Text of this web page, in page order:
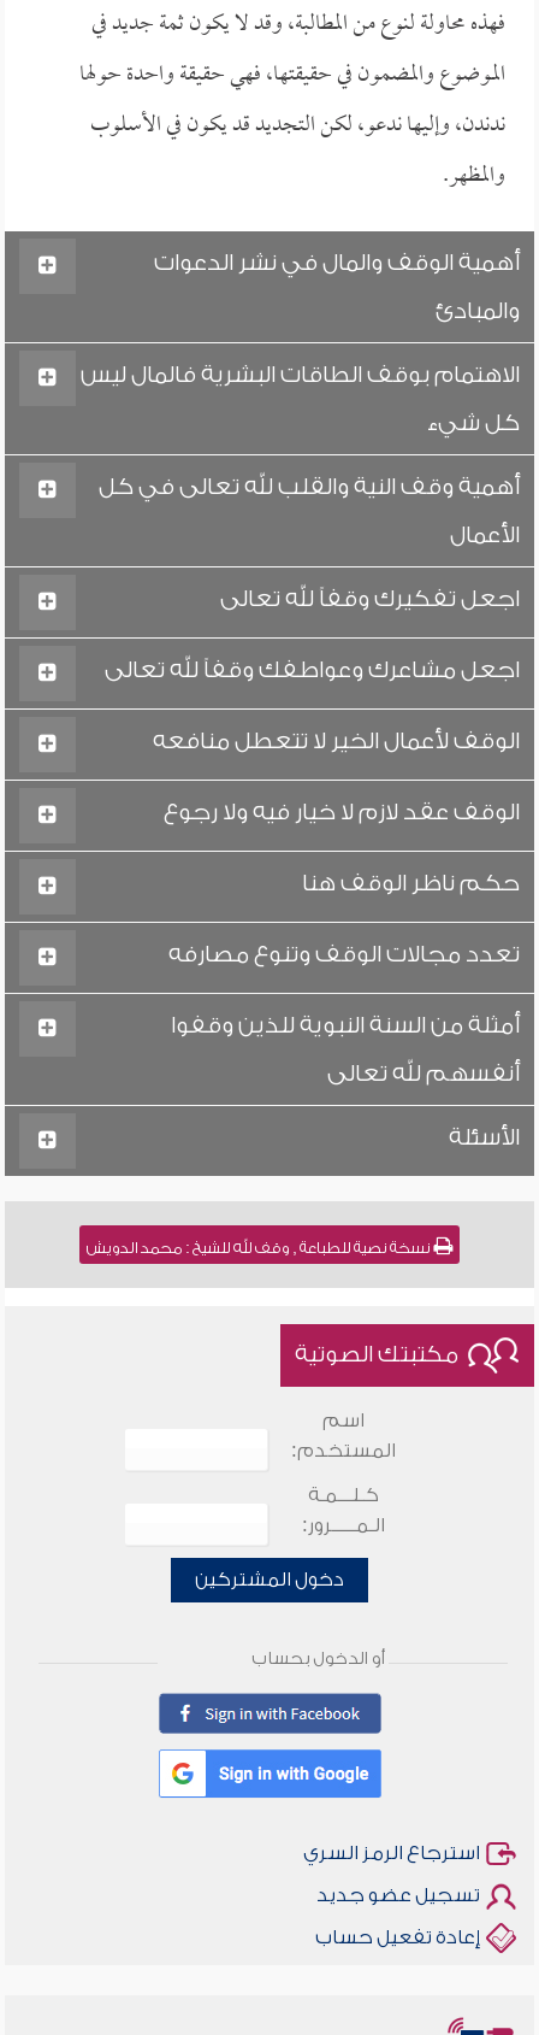
فهذه محاولة لنوع من المطالبة، وقد لا يكون ثمة جديد في
الموضوع والمضمون في حقيقتها، فهي حقيقة واحدة حولها
ندندن، وإليها ندعو، لكن التجديد قد يكون في الأسلوب
والمظهر.
أهمية الوقف والمال في نشر الدعوات
والمبادئ
الاهتمام بوقف الطاقات البشرية فالمال ليس
كل شيء
أهمية وقف النية والقلب لله تعالى في كل
الأعمال
اجعل تفكيرك وقفاً لله تعالى
اجعل مشاعرك وعواطفك وقفاً لله تعالى
الوقف لأعمال الخير لا تتعطل منافعه
الوقف عقد لازم لا خيار فيه ولا رجوع
حكم ناظر الوقف هنا
تعدد مجالات الوقف وتنوع مصارفه
أمثلة من السنة النبوية للذين وقفوا
أنفسهم لله تعالى
الأسئلة
نسخة نصية للطباعة , وقف لله للشيخ : محمد الدويش
مكتبتك الصوتية
اسم
المستخدم:
كـلـــمـة
الـمـــــرور:
دخول المشتركين
أو الدخول بحساب
استرجاع الرمز السري
تسجيل عضو جديد
إعادة تفعيل حساب